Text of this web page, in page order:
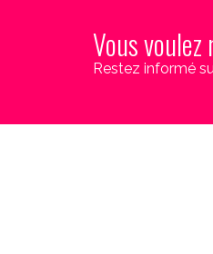
Vous
Restez informé